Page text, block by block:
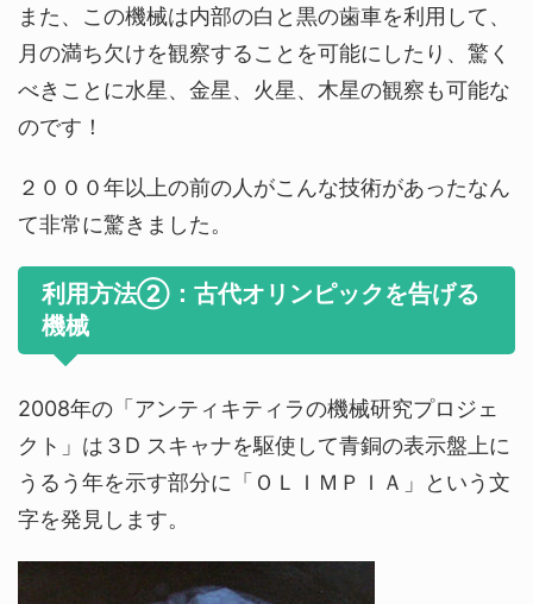
また、この機械は内部の白と黒の歯車を利用して、
月の満ち欠けを観察することを可能にしたり、驚く
べきことに水星、金星、火星、木星の観察も可能な
のです！
２０００年以上の前の人がこんな技術があったなん
て非常に驚きました。
利用方法②：古代オリンピックを告げる
機械
2008年の「アンティキティラの機械研究プロジェ
クト」は３D スキャナを駆使して青銅の表示盤上に
うるう年を示す部分に「ＯＬＩＭＰＩＡ」という文
字を発見します。